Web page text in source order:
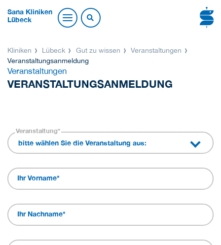
Sana Kliniken
Lübeck
Kliniken Lübeck Gut zu wissen
Veranstaltungen
Veranstaltungsanmeldung
Veranstaltungen
VERANSTALTUNGSANMELDUNG
Veranstaltung*
bitte wählen Sie die Veranstaltung aus:
Ihr Vorname*
Ihr Nachname*